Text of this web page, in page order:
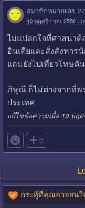
สมาชิกหมายเลข
10 พฤศจิกายน 2558 เว
ไม่แปลกใจที่ศาสนาต้
อินเดียและสั่งสังหา
แถมยังไปเที่ยวโทษ
ภิษุณี ก็ไม่ต่างจากที่พ
ประเทศ
แก้ไขข้อความเมื่อ 10 พฤศ
 0
กระทู้ที่คุณอาจสนใ